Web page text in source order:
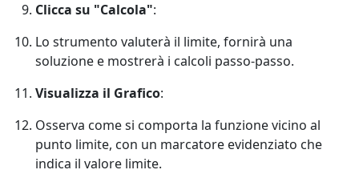
Clicca su "Calcola":
Lo strumento valuterà il limite, fornirà una
soluzione e mostrerà i calcoli passo-passo.
Visualizza il Grafico:
Osserva come si comporta la funzione vicino al
punto limite, con un marcatore evidenziato che
indica il valore limite.